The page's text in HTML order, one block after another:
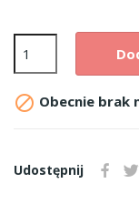
 Obecnie brak
Udostępnij